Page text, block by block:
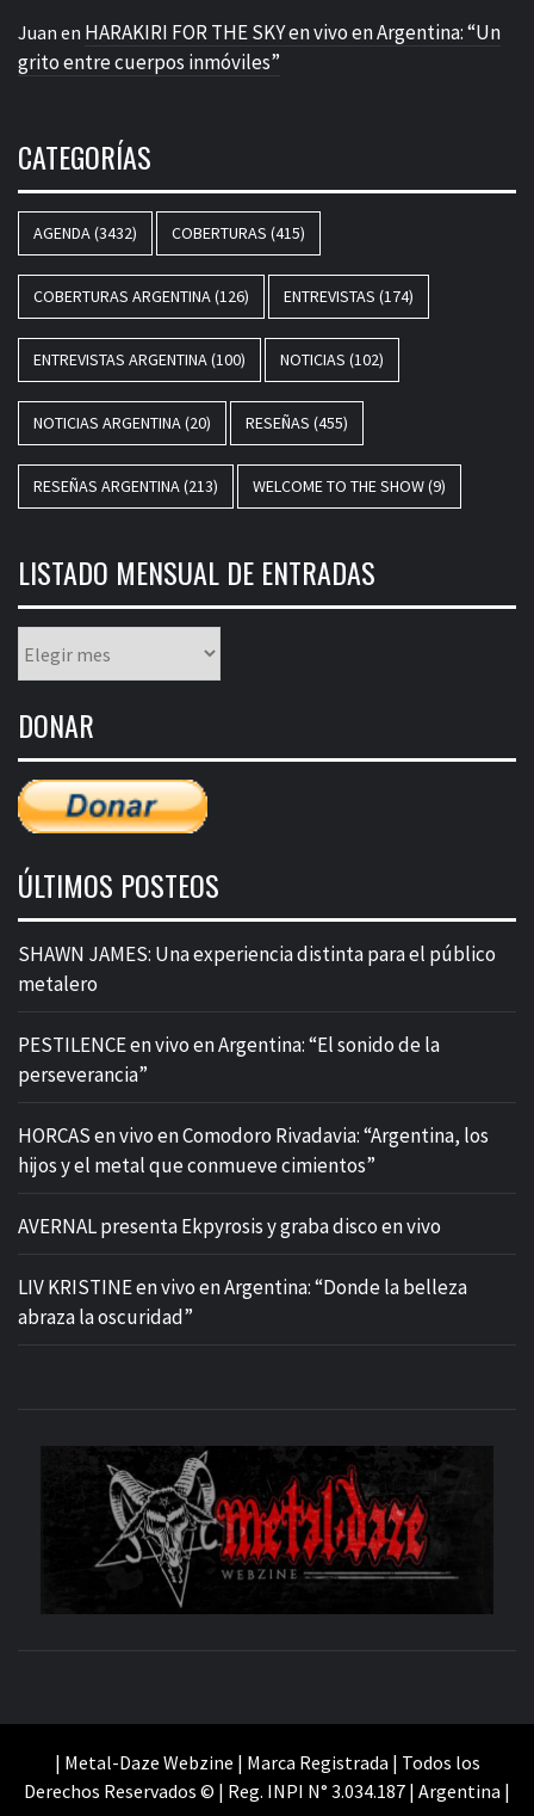
Juan en HARAKIRI FOR THE SKY en vivo en Argentina: “Un
grito entre cuerpos inmóviles”
CATEGORÍAS
AGENDA(3432) COBERTURAS (415)
COBERTURAS ARGENTINA(126) ENTREVISTAS (174)
ENTREVISTAS ARGENTINA(100) NOTICIAS (102)
NOTICIAS ARGENTINA(20) RESEÑAS (455)
RESEÑAS ARGENTINA(213) WELCOME TO THE SHOW(9)
LISTADO MENSUAL DE ENTRADAS
mensual
entradas
DONAR
ÚLTIMOS POSTEOS
SHAWN JAMES: Una experiencia distinta para el público
metalero
PESTILENCE en vivo en Argentina: “El sonido de la
perseverancia”
HORCAS en vivo en Comodoro Rivadavia: “Argentina, los
hijos y el metal que conmueve cimientos”
AVERNAL presenta Ekpyrosis y graba disco en vivo
LIV KRISTINE en vivo en Argentina: “Donde la belleza
abraza la oscuridad”
| Metal-Daze Webzine | Marca Registrada | Todos los
Derechos Reservados © | Reg. INPI N° 3.034.187 | Argentina |